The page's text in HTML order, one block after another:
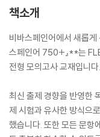
책소개
비바스페인어에서 새롭
스페인어 750+』**는
전형 모의고사 교재입니다.
최신 출제 경향을 반영한
제 시험과 유사한 방식으
했습니다. 또한 모든 문항